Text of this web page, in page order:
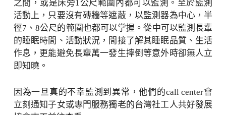
之間，或是床旁1公尺範圍內都可以監測。至於監測
活動上，只要沒有磚牆等遮蔽，以監測器為中心，半
徑7、8公尺的範圍也都可以掌握。從中可以監測長輩
的睡眠時間、活動狀況，間接了解其睡眠品質、生活
作息，更能避免長輩萬一發生摔倒等意外時卻無人立
即知曉。
因為一旦真的不幸監測到異常，他們的call center會
立刻通知子女或專門服務獨老的台灣社工人共好發展